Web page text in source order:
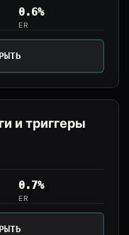
0.6%
ER
и триггеры
0.7%
ER